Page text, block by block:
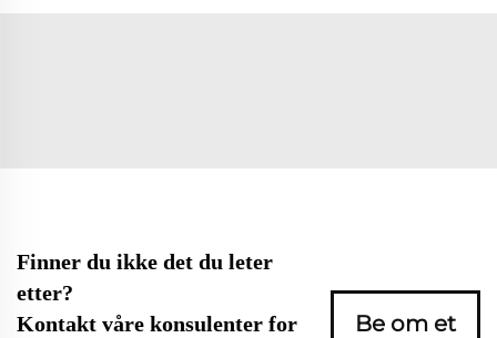
Finner du ikke det du leter
etter?
Kontakt våre konsulenter for
Be om et